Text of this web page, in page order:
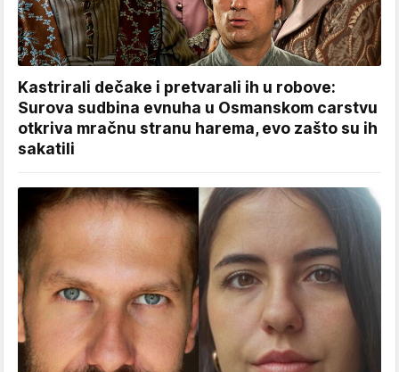
Kastrirali dečake i pretvarali ih u robove:
Surova sudbina evnuha u Osmanskom carstvu
otkriva mračnu stranu harema, evo zašto su ih
sakatili